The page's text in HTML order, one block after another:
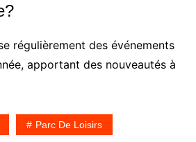
régulièrement des événements
apportant des nouveautés à
Parc De Loisirs